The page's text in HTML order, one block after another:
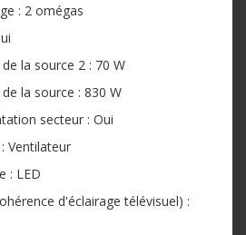
: 2 omégas
la source 2 : 70 W
la source : 830 W
secteur : Oui
Ventilateur
: LED
d'éclairage télévisuel) :